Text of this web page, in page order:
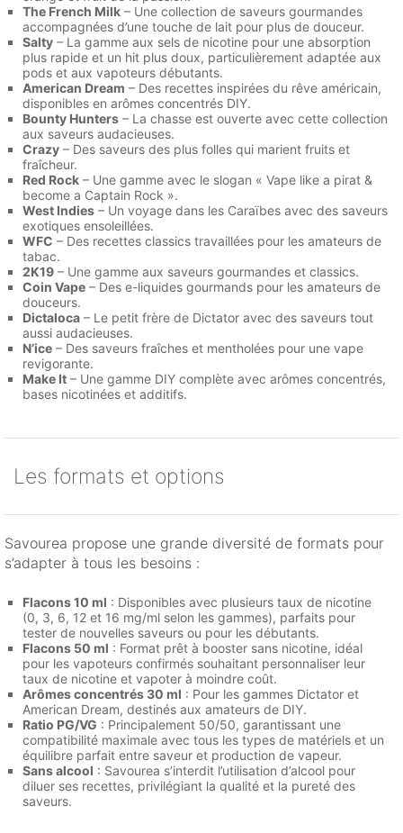
The French Milk – Une collection de saveurs gourmandes
accompagnées d’une touche de lait pour plus de douceur.
Salty – La gamme aux sels de nicotine pour une absorption
plus rapide et un hit plus doux, particulièrement adaptée aux
pods et aux vapoteurs débutants.
American Dream – Des recettes inspirées du rêve américain,
disponibles en arômes concentrés DIY.
Bounty Hunters – La chasse est ouverte avec cette collection
aux saveurs audacieuses.
Crazy – Des saveurs des plus folles qui marient fruits et
fraîcheur.
Red Rock – Une gamme avec le slogan « Vape like a pirat &
become a Captain Rock ».
West Indies – Un voyage dans les Caraïbes avec des saveurs
exotiques ensoleillées.
WFC – Des recettes classics travaillées pour les amateurs de
tabac.
2K19 – Une gamme aux saveurs gourmandes et classics.
Coin Vape – Des e-liquides gourmands pour les amateurs de
douceurs.
Dictaloca – Le petit frère de Dictator avec des saveurs tout
aussi audacieuses.
N’ice – Des saveurs fraîches et mentholées pour une vape
revigorante.
Make It – Une gamme DIY complète avec arômes concentrés,
bases nicotinées et additifs.
Les formats et options
Savourea propose une grande diversité de formats pour
s’adapter à tous les besoins :
Flacons 10 ml : Disponibles avec plusieurs taux de nicotine
(0, 3, 6, 12 et 16 mg/ml selon les gammes), parfaits pour
tester de nouvelles saveurs ou pour les débutants.
Flacons 50 ml : Format prêt à booster sans nicotine, idéal
pour les vapoteurs confirmés souhaitant personnaliser leur
taux de nicotine et vapoter à moindre coût.
Arômes concentrés 30 ml : Pour les gammes Dictator et
American Dream, destinés aux amateurs de DIY.
Ratio PG/VG : Principalement 50/50, garantissant une
compatibilité maximale avec tous les types de matériels et un
équilibre parfait entre saveur et production de vapeur.
Sans alcool : Savourea s’interdit l’utilisation d’alcool pour
diluer ses recettes, privilégiant la qualité et la pureté des
saveurs.